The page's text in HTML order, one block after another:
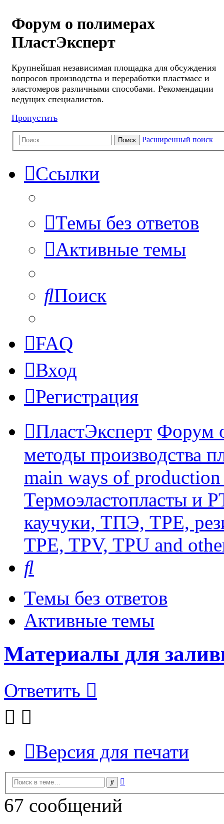
Форум о полимерах
ПластЭксперт
Крупнейшая независимая площадка для обсуждения
вопросов производства и переработки пластмасс и
эластомеров различными способами. Рекомендации
ведущих специалистов.
Пропустить
Поиск Расширенный поиск
Ссылки
Темы без ответов
Активные темы
Поиск
FAQ
Вход
Регистрация
ПластЭксперт Форум
методы производства
main ways of
Термоэластопласты и
каучуки, ТПЭ, TPE,
TPE, TPV, TPU and
Темы без ответов
Активные темы
Материалы для
Ответить
Версия для печати
Поиск
67 сообщений